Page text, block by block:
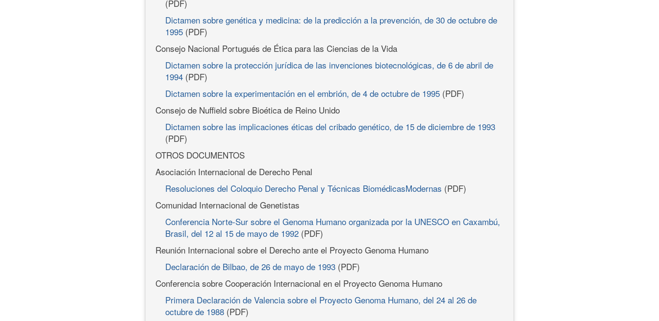
(PDF)
Dictamen sobre genética y medicina: de la predicción a la prevención, de 30 de octubre de
1995 (PDF)
Consejo Nacional Portugués de Ética para las Ciencias de la Vida
Dictamen sobre la protección jurídica de las invenciones biotecnológicas, de 6 de abril de
1994 (PDF)
Dictamen sobre la experimentación en el embrión, de 4 de octubre de 1995 (PDF)
Consejo de Nuffield sobre Bioética de Reino Unido
Dictamen sobre las implicaciones éticas del cribado genético, de 15 de diciembre de 1993
(PDF)
OTROS DOCUMENTOS
Asociación Internacional de Derecho Penal
Resoluciones del Coloquio Derecho Penal y Técnicas BiomédicasModernas (PDF)
Comunidad Internacional de Genetistas
Conferencia Norte-Sur sobre el Genoma Humano organizada por la UNESCO en Caxambú,
Brasil, del 12 al 15 de mayo de 1992 (PDF)
Reunión Internacional sobre el Derecho ante el Proyecto Genoma Humano
Declaración de Bilbao, de 26 de mayo de 1993 (PDF)
Conferencia sobre Cooperación Internacional en el Proyecto Genoma Humano
Primera Declaración de Valencia sobre el Proyecto Genoma Humano, del 24 al 26 de
octubre de 1988 (PDF)